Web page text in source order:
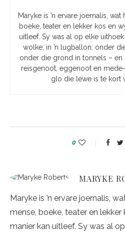
Maryke is ’n ervare joernalis,
boeke, teater en lekker kos en
uitleef. Sy was al op elke
wolke; in ’n lugballon; onder
onder die grond in tonnels – en
reisgenoot, eggenoot en
glo die lewe is te kort
0
MARYKE
Maryke is ’n ervare joernalis,
mense, boeke, teater en lekker
manier kan uitleef. Sy was al